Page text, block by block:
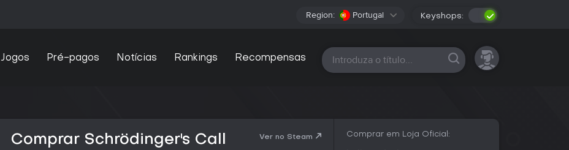
Region: Portugal Keyshops:
Jogos Pré-pagos Notícias Rankings Recompensas Todas as plataformas
Comprar Schrödinger's Call
Ver no Steam Comprar em Loja Oficial: